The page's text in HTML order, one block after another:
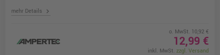
mehr Details chevron_right
o. MwSt. 10,92 €
12,99 €
inkl. MwSt. zzgl. Versand